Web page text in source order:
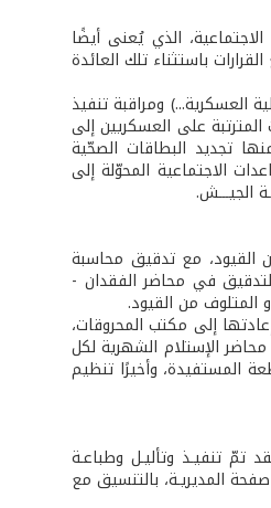
الذي يُعنى أيضًا
باستثناء تلك العائدة
العسكرية...) ومراقبة تنفيذ
المترتبة على العسكريين إلى
تجديد البطاقات الصحّية
الاجتماعية المحوّلة إلى
الجيـــش.
القيود، مع تدقيق محاسبة
في محاضر الفقدان -
المتلوف من القيود.
إلى مكتب المحروقات،
الإستلام الشهرية لكل
المستفيدة، وأخيرًا تنظيم
تنفيـذ وتأليـل وطباعـة
المديريـة، بالتنسيق مع